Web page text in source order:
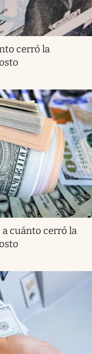
cerró la
cuánto cerró la